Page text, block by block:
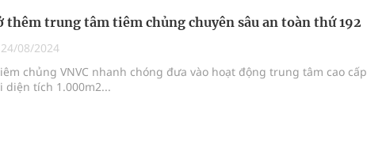
ung thư
Của Các Loài Nhân Sâm (Panax Spp.): Tổng
thêm trung tâm tiêm chủng chuyên sâu an toàn thứ 192
24/08/2024
chủng VNVC nhanh chóng đưa vào hoạt động trung tâm cao cấp
diện tích 1.000m2...